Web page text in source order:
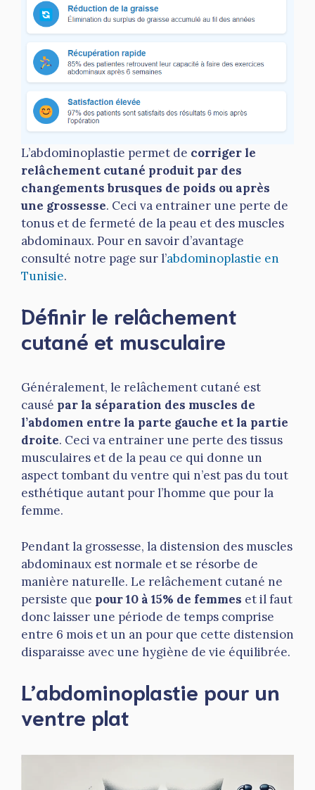
L’abdominoplastie permet de corriger le
relâchement cutané produit par des
changements brusques de poids ou après
une grossesse. Ceci va entrainer une perte de
tonus et de fermeté de la peau et des muscles
abdominaux. Pour en savoir d’avantage
consulté notre page sur l’abdominoplastie en
Tunisie.
Définir le relâchement
cutané et musculaire
Généralement, le relâchement cutané est
causé par la séparation des muscles de
l’abdomen entre la parte gauche et la partie
droite. Ceci va entrainer une perte des tissus
musculaires et de la peau ce qui donne un
aspect tombant du ventre qui n’est pas du tout
esthétique autant pour l’homme que pour la
femme.
Pendant la grossesse, la distension des muscles
abdominaux est normale et se résorbe de
manière naturelle. Le relâchement cutané ne
persiste que pour 10 à 15% de femmes et il faut
donc laisser une période de temps comprise
entre 6 mois et un an pour que cette distension
disparaisse avec une hygiène de vie équilibrée.
L’abdominoplastie pour un
ventre plat